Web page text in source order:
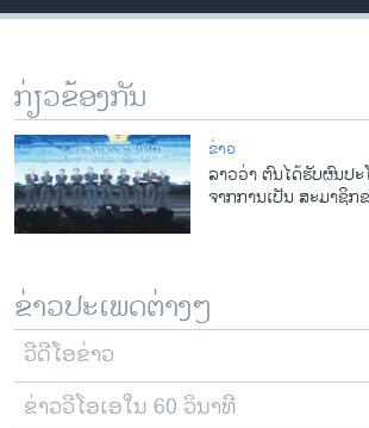
ພາສາອັງກິດ
ສຽງ
ລາຍການກະຈາຍສຽງ
ລາຍງານ
ຕິດຕາມພວກເຮົາ ທີ່
ພາສາຕ່າງໆ
ກ່ຽວຂ້ອງກັນ
ຂ່າວ
ລາວວ່າ ຕົນໄດ້ຮັບຜົນປ
ຈາກການເປັນ ສະມາຊິກ
ຂ່າວປະເພດຕ່າງໆ
ວີດີໂອຂ່າວ
ຂ່າວວີໂອເອໃນ 60 ວິນາທີ